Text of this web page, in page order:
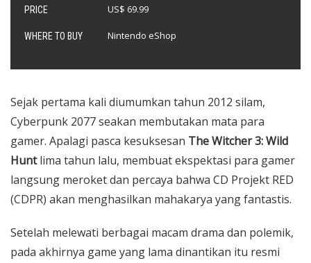
PRICE US$ 69.99
WHERE TO BUY Nintendo eShop
Sejak pertama kali diumumkan tahun 2012 silam,
Cyberpunk 2077 seakan membutakan mata para
gamer. Apalagi pasca kesuksesan The Witcher 3: Wild
Huntlima tahun lalu, membuat ekspektasi para gamer
langsung meroket dan percaya bahwa CD Projekt RED
(CDPR) akan menghasilkan mahakarya yang fantastis.
Setelah melewati berbagai macam drama dan polemik,
pada akhirnya game yang lama dinantikan itu resmi